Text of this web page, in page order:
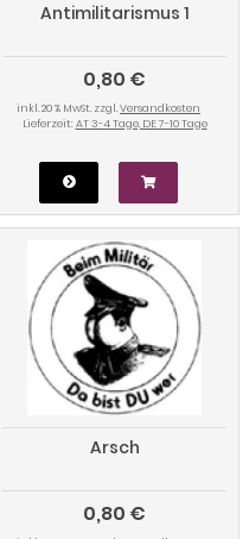
Antimilitarismus 1
0,80 €
inkl. 20 % MwSt. zzgl.Versandkosten
Lieferzeit: AT 3-4 Tage, DE 7-10 Tage
Arsch
0,80 €